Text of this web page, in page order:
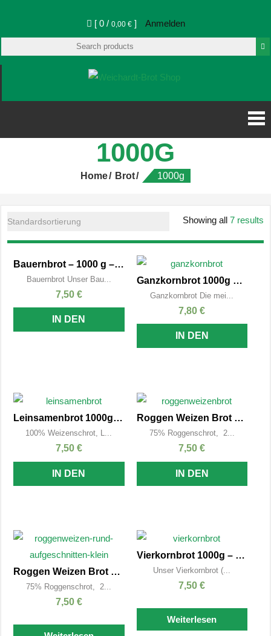
[ 0 / 0,00 €] Anmelden
Brot Shop
1000G
Home Brot 1000g
Showing all 7 results
Bauernbrot – 1000 g – frei geschoben
Bauernbrot Unser Bau...
7,50 €
IN DEN
Ganzkornbrot 1000g – Kasten
Ganzkornbrot Die mei...
7,80€
IN DEN
Leinsamenbrot 1000g – Kasten
100% Weizenschrot, L...
7,50 €
IN DEN
Roggen Weizen Brot 1000g – Kasten
75% Roggenschrot, 2...
7,50€
IN DEN
Roggen Weizen Brot 1000g – Rund
75% Roggenschrot, 2...
7,50 €
Vierkornbrot 1000g – Kasten
Unser Vierkornbrot (...
7,50€
Weiterlesen